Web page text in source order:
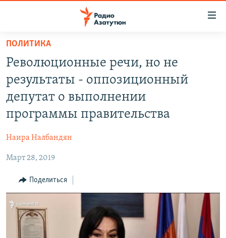
Перейти
основному
содержанию
Перейти
основной
Перейти
ПОЛИТИКА
РЕГИОН
НАГОРНЫЙ КАРАБАХ
КУЛЬТУРА
СПОРТ
АРХИВ
ПОЛИТИКА
Революционные речи, но не
результаты - оппозиционный
депутат о выполнении
программы правительства
Наира Налбандян
Март 28, 2019
Поделиться